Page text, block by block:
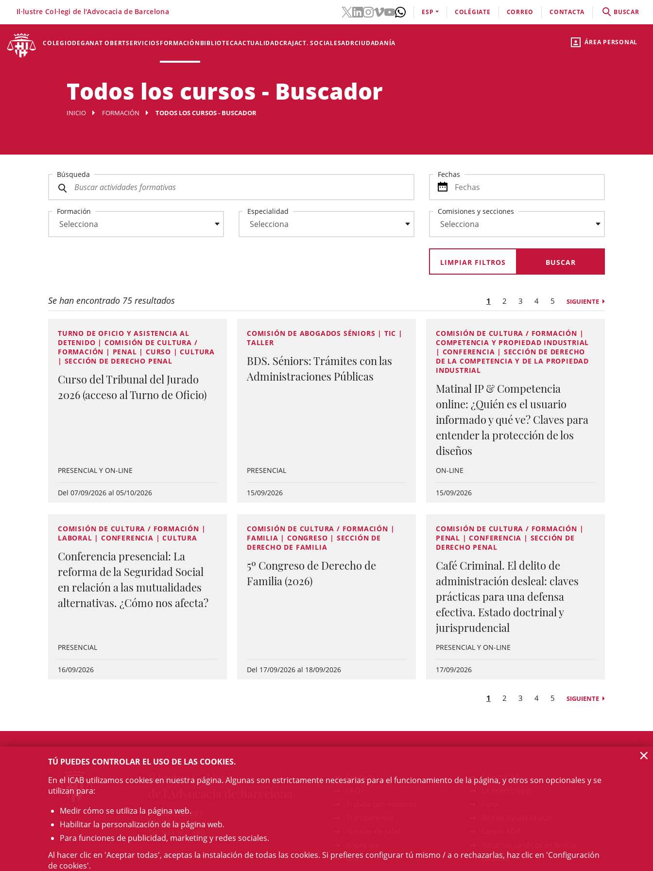
ÁREA PERSONAL
COLEGIODEGANAT OBERTSERVICIOSFORMACIÓNBIBLIOTECAACTUALIDADCRAJACT. SOCIALESADRCIUDADANÍA
Il·lustre Col·legi de l'Advocacia de Barcelona ESP COLÉGIATE CORREO CONTACTA BUSCAR
Todos los cursos - Buscador
INICIO FORMACIÓN TODOS LOS CURSOS - BUSCADOR
Búsqueda Fechas
Formación Especialidad Comisiones y secciones
LIMPIAR FILTROS
Se han encontrado 75 resultados 1 2 3 4 5 SIGUIENTE
TURNO DE OFICIO Y ASISTENCIA AL
DETENIDO | COMISIÓN DE CULTURA /
FORMACIÓN | PENAL | CURSO | CULTURA
| SECCIÓN DE DERECHO PENAL
Curso del Tribunal del Jurado
2026 (acceso al Turno de Oficio)
PRESENCIAL Y ON-LINE
Del 07/09/2026 al 05/10/2026
COMISIÓN DE ABOGADOS SÉNIORS | TIC |
TALLER
BDS. Séniors: Trámites con las
Administraciones Públicas
PRESENCIAL
15/09/2026
COMISIÓN DE CULTURA / FORMACIÓN |
COMPETENCIA Y PROPIEDAD INDUSTRIAL
| CONFERENCIA | SECCIÓN DE DERECHO
DE LA COMPETENCIA Y DE LA PROPIEDAD
INDUSTRIAL
Matinal IP & Competencia
online: ¿Quién es el usuario
informado y qué ve? Claves para
entender la protección de los
diseños
ON-LINE
15/09/2026
COMISIÓN DE CULTURA / FORMACIÓN |
LABORAL | CONFERENCIA | CULTURA
Conferencia presencial: La
reforma de la Seguridad Social
en relación a las mutualidades
alternativas. ¿Cómo nos afecta?
PRESENCIAL
16/09/2026
COMISIÓN DE CULTURA / FORMACIÓN |
FAMILIA | CONGRESO | SECCIÓN DE
DERECHO DE FAMILIA
5º Congreso de Derecho de
Familia (2026)
Del 17/09/2026 al 18/09/2026
COMISIÓN DE CULTURA / FORMACIÓN |
PENAL | CONFERENCIA | SECCIÓN DE
DERECHO PENAL
Café Criminal. El delito de
administración desleal: claves
prácticas para una defensa
efectiva. Estado doctrinal y
jurisprudencial
PRESENCIAL Y ON-LINE
17/09/2026
1 2 3 4 5 SIGUIENTE
Il·lustre Col·legi
c/ Mallorca, 283
08037 Barcelona
Tel. 934 961 880
Contacto
GAJ
Talent ICAB
catalana
TÚ PUEDES CONTROLAR EL USO DE LAS COOKIES.
En el ICAB utilizamos cookies en nuestra página. Algunas son estrictamente necesarias para el funcionamiento de la página, y otros son opcionales y se
utilizan para:
Medir cómo se utiliza la página web.
Habilitar la personalización de la página web.
Para funciones de publicidad, marketing y redes sociales.
Al hacer clic en 'Aceptar todas', aceptas la instalación de todas las cookies. Si prefieres configurar tú mismo / a o rechazarlas, haz clic en 'Configuración
de cookies'.
×